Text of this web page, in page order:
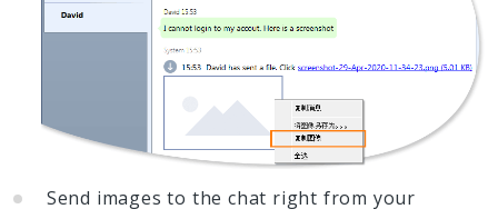
Send images to the chat right from your